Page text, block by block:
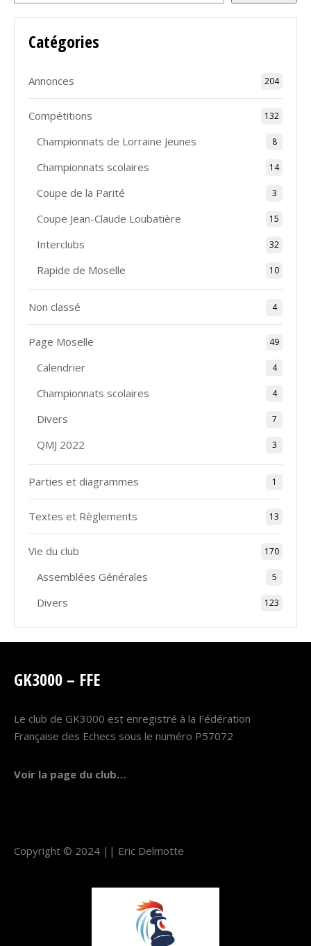
Catégories
Annonces 204
Compétitions 132
Championnats de Lorraine Jeunes 8
Championnats scolaires 14
Coupe de la Parité 3
Coupe Jean-Claude Loubatière 15
Interclubs 32
Rapide de Moselle 10
Non classé 4
Page Moselle 49
Calendrier 4
Championnats scolaires 4
Divers 7
QMJ 2022 3
Parties et diagrammes 1
Textes et Règlements 13
Vie du club 170
Assemblées Générales 5
Divers 123
GK3000 – FFE
Le club de GK3000 est enregistré à la Fédération
Française des Echecs sous le numéro P57072
Voir la page du club…
Copyright © 2024 || Eric Delmotte